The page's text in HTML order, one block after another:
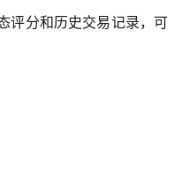
评分和历史交易记录，可